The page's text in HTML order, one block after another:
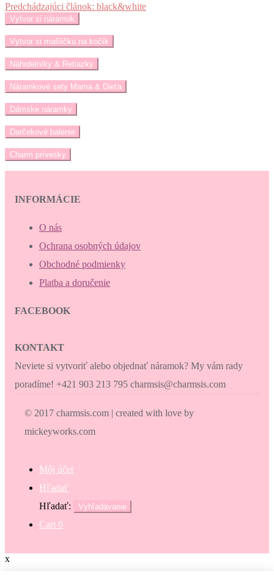
Predchádzajúci článok: black&white
Vytvor si náramok
Vytvor si mašličku na kočík
Náhrdelníky & Retiazky
Náramkové sety Mama & Dieťa
Dámske náramky
Darčekové balenie
Charm prívesky
INFORMÁCIE
O nás
Ochrana osobných údajov
Obchodné podmienky
Platba a doručenie
FACEBOOK
KONTAKT
Neviete si vytvoriť alebo objednať náramok? My vám rady
poradíme! +421 903 213 795 charmsis@charmsis.com
© 2017 charmsis.com | created with love by
mickeyworks.com
Môj účet
Hľadať
Hľadať:
Vyhľadávanie
Cart 0
x